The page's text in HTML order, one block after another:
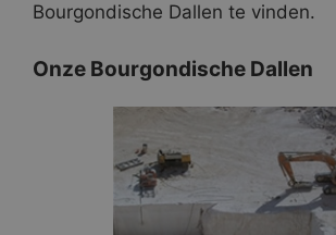
Bourgondische Dallen te vinden.
Onze Bourgondische Dallen